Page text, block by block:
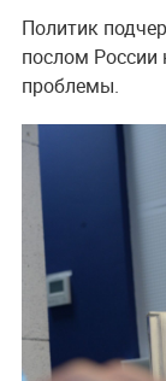
Политик
послом России
проблемы.